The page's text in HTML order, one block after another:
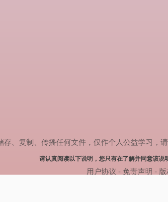
、复制、传播任何文件，仅作个人公益学习
请认真阅读以下说明，您只有在了解并同意该说
用户协议 - 免责声明 -